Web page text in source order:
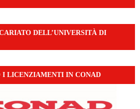
DELL’UNIVERSITÀ DI
I LICENZIAMENTI IN CONAD